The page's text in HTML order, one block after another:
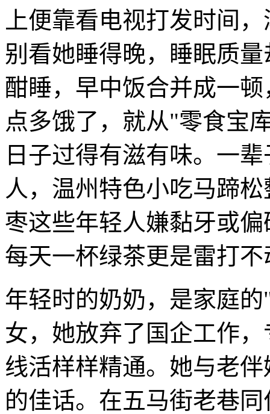
上便靠看电视打发时间
别看她睡得晚，睡眠质
酣睡，早中饭合并成一
点多饿了，就从"零食宝
日子过得有滋有味。一
人，温州特色小吃马蹄
枣这些年轻人嫌黏牙或
每天一杯绿茶更是雷打
年轻时的奶奶，是家庭
女，她放弃了国企工作
线活样样精通。她与老
的佳话。在五马街老巷